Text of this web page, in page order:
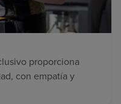
proporciona
con empatía y